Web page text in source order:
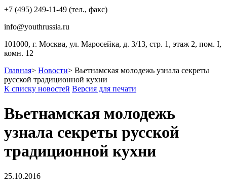
+7 (495) 249-11-49 (тел., факс)
info@youthrussia.ru
101000, г. Москва, ул. Маросейка, д. 3/13, стр. 1, этаж 2, пом. I,
комн. 12
Главная> Новости> Вьетнамская молодежь узнала секреты
русской традиционной кухни
К списку новостей Версия для печати
Вьетнамская молодежь
узнала секреты русской
традиционной кухни
25.10.2016